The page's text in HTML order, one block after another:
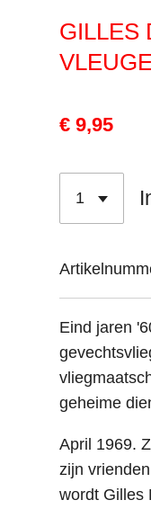
GILLES
€ 9,95
Eind jaren
geheime
April 1969.
zijn
wordt Gilles